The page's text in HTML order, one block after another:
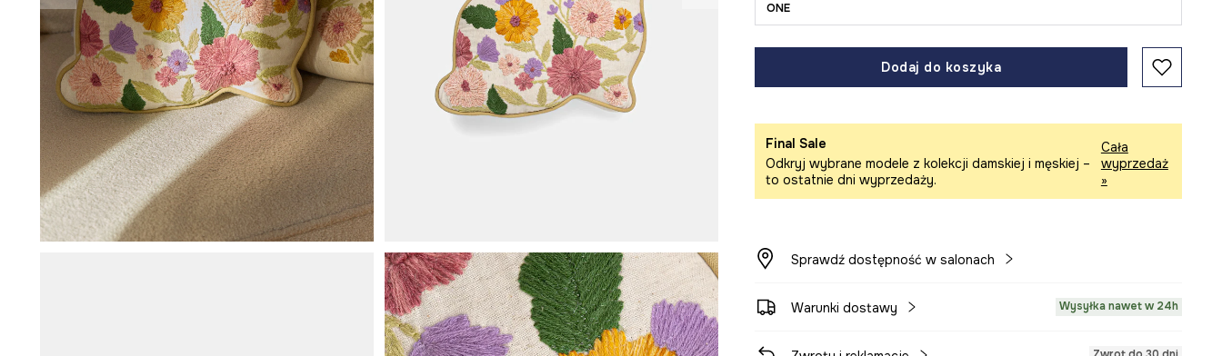
ONE
Dodaj do koszyka
Final Sale
Odkryj wybrane modele z kolekcji damskiej i męskiej –
to ostatnie dni wyprzedaży.
Cała
wyprzedaż
»
Sprawdź dostępność w salonach
Warunki dostawy Wysyłka nawet w 24h